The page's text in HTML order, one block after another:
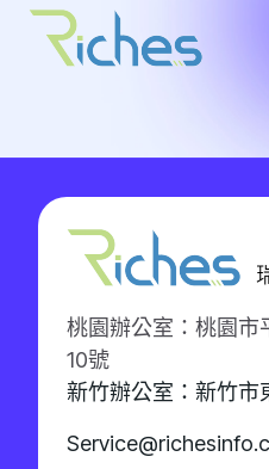
桃園辦公室：桃園市
10號
新竹辦公室：新竹